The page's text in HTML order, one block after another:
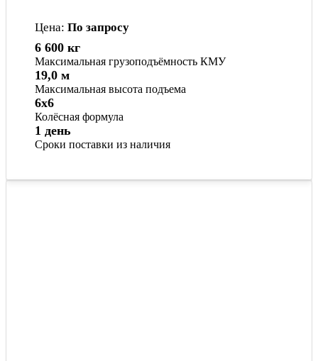
Цена: По запросу
Максимальная грузоподъёмность КМУ
6 600 кг
Максимальная высота подъема
19,0 м
Колёсная формула
6x6
Сроки поставки из наличия
1 день